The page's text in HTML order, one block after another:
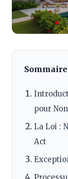
Sommaire
pour
La Loi :
Act